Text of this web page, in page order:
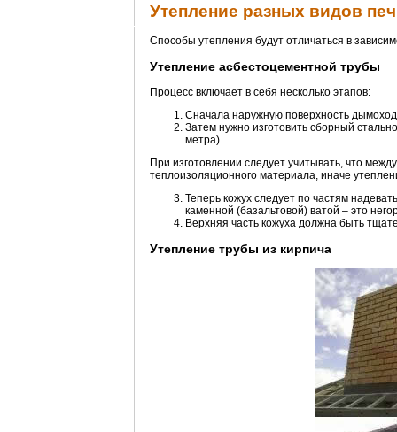
Утепление разных видов
Способы утепления будут отличаться в
Утепление асбестоцементной трубы
Процесс включает в себя несколько этапов:
Сначала наружную поверхность
Затем нужно изготовить сборный
метра).
При изготовлении следует учитывать, что
теплоизоляционного материала, иначе
Теперь кожух следует по частям
каменной (базальтовой) ватой – это
Верхняя часть кожуха должна быть
Утепление трубы из кирпича